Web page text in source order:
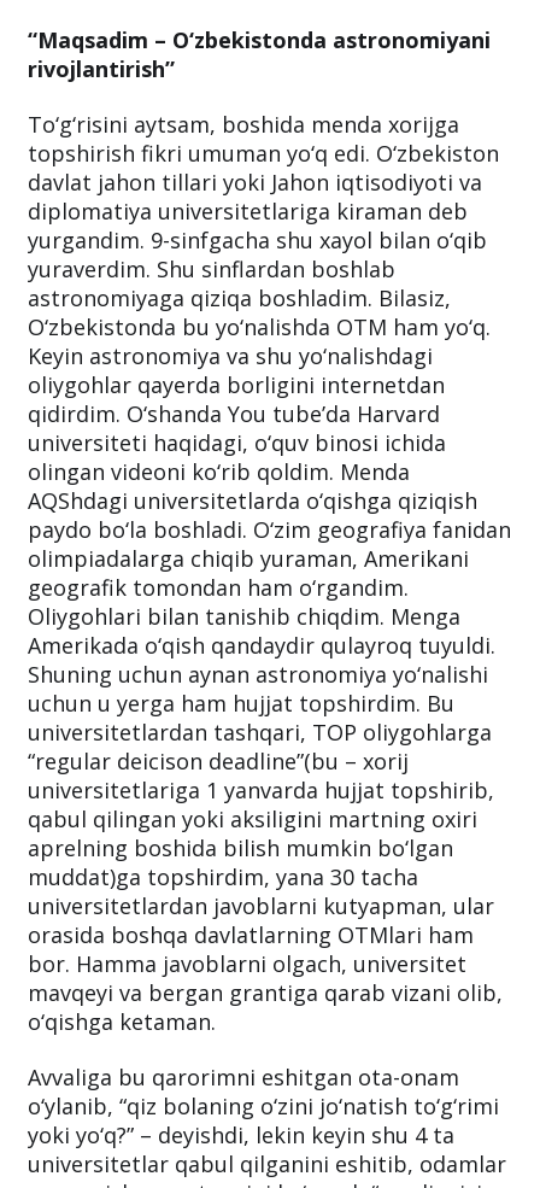
“Maqsadim – O‘zbekistonda astronomiyani
rivojlantirish”
To‘g‘risini aytsam, boshida menda xorijga
topshirish fikri umuman yo‘q edi. O‘zbekiston
davlat jahon tillari yoki Jahon iqtisodiyoti va
diplomatiya universitetlariga kiraman deb
yurgandim. 9-sinfgacha shu xayol bilan o‘qib
yuraverdim. Shu sinflardan boshlab
astronomiyaga qiziqa boshladim. Bilasiz,
O‘zbekistonda bu yo‘nalishda OTM ham yo‘q.
Keyin astronomiya va shu yo‘nalishdagi
oliygohlar qayerda borligini internetdan
qidirdim. O‘shanda You tubeʼda Harvard
universiteti haqidagi, o‘quv binosi ichida
olingan videoni ko‘rib qoldim. Menda
AQShdagi universitetlarda o‘qishga qiziqish
paydo bo‘la boshladi. O‘zim geografiya fanidan
olimpiadalarga chiqib yuraman, Amerikani
geografik tomondan ham o‘rgandim.
Oliygohlari bilan tanishib chiqdim. Menga
Amerikada o‘qish qandaydir qulayroq tuyuldi.
Shuning uchun aynan astronomiya yo‘nalishi
uchun u yerga ham hujjat topshirdim. Bu
universitetlardan tashqari, TOP oliygohlarga
“regular deicison deadline”(bu – xorij
universitetlariga 1 yanvarda hujjat topshirib,
qabul qilingan yoki aksiligini martning oxiri
aprelning boshida bilish mumkin bo‘lgan
muddat)ga topshirdim, yana 30 tacha
universitetlardan javoblarni kutyapman, ular
orasida boshqa davlatlarning OTMlari ham
bor. Hamma javoblarni olgach, universitet
mavqeyi va bergan grantiga qarab vizani olib,
o‘qishga ketaman.
Avvaliga bu qarorimni eshitgan ota-onam
o‘ylanib, “qiz bolaning o‘zini jo‘natish to‘g‘rimi
yoki yo‘q?” – deyishdi, lekin keyin shu 4 ta
universitetlar qabul qilganini eshitib, odamlar